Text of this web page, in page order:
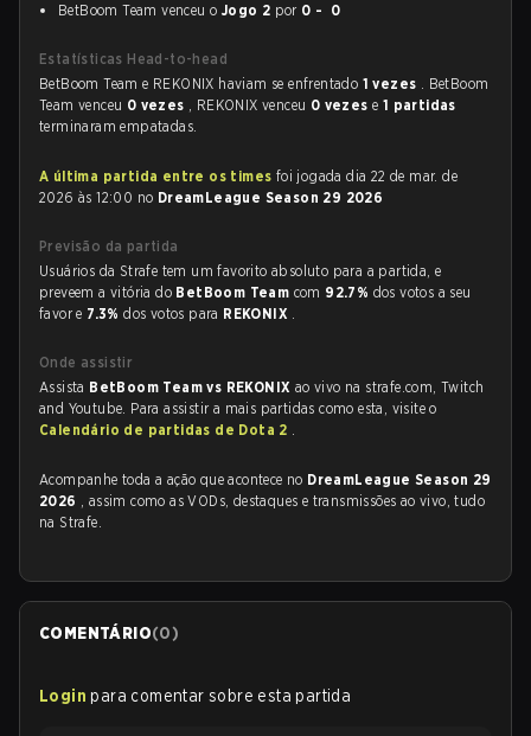
BetBoom Team venceu o Jogo 2 por 0 - 0
Estatísticas Head-to-head
BetBoom Team e REKONIX haviam se enfrentado 1 vezes . BetBoom
Team venceu 0 vezes , REKONIX venceu 0 vezese 1 partidas
terminaram empatadas.
A última partida entre os times foi jogada dia 22 de mar. de
2026 às 12:00 no DreamLeague Season 29 2026
Previsão da partida
Usuários da Strafe tem um favorito absoluto para a partida, e
preveem a vitória do BetBoom Team com 92.7% dos votos a seu
favor e 7.3%dos votos para REKONIX .
Onde assistir
Assista BetBoom Team vs REKONIX ao vivo na strafe.com, Twitch
and Youtube. Para assistir a mais partidas como esta, visite o
Calendário de partidas de Dota 2 .
Acompanhe toda a ação que acontece no DreamLeague Season 29
2026 , assim como as VODs, destaques e transmissões ao vivo, tudo
na Strafe.
COMENTÁRIO(0)
Login para comentar sobre esta partida